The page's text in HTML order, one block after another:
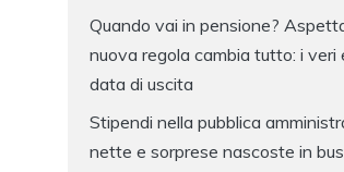
Quando vai in pensione?
nuova regola cambia tutto: i
data di uscita
Stipendi nella pubblica
nette e sorprese nascoste in